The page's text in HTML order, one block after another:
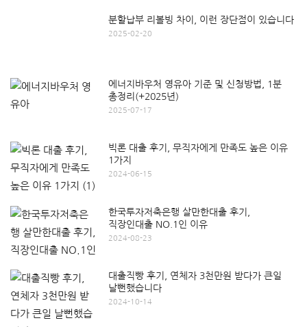
분할납부 리볼빙 차이, 이런 장단점이 있습니다
2025-02-20
에너지바우처 영유아 기준 및 신청방법, 1분
총정리(+2025년)
2025-07-17
빅론 대출 후기, 무직자에게 만족도 높은 이유
1가지
2024-06-15
한국투자저축은행 살만한대출 후기,
직장인대출 NO.1인 이유
2024-08-23
대출직빵 후기, 연체자 3천만원 받다가 큰일
날뻔했습니다
2024-10-14